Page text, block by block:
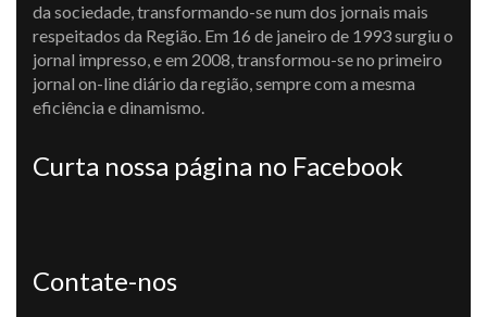
da sociedade, transformando-se num dos jornais mais
respeitados da Região. Em 16 de janeiro de 1993 surgiu o
jornal impresso, e em 2008, transformou-se no primeiro
jornal on-line diário da região, sempre com a mesma
eficiência e dinamismo.
Curta nossa página no Facebook
Contate-nos